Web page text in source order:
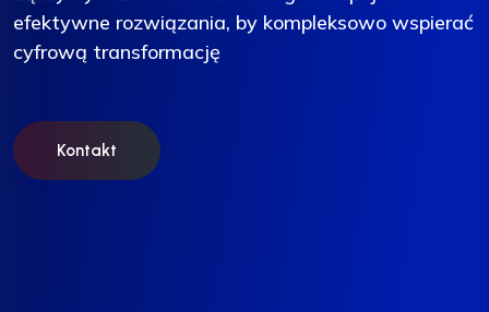
efektywne rozwiązania, by kompleksowo wspierać
cyfrową transformację
Kontakt
efektywne rozwiązania, by kompleksowo wspierać
cyfrową transformację
Kontakt
efektywne rozwiązania, by kompleksowo wspierać
cyfrową transformację
Kontakt